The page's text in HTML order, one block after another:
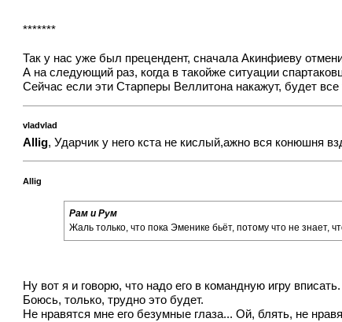
*******
Так у нас уже был прецендент, сначала Акинфиеву
А на следующий раз, когда в такойже ситуации
Сейчас если эти Старперы Веллитона накажут, будет
vladvlad
Allig, Ударчик у него кста не кислый,ажно вся конюшня
Allig
Рам и Рум
Жаль только, что пока Эменике бьёт, потому что не знает,
Ну вот я и говорю, что надо его в командную игру вписать.
Боюсь, только, трудно это будет.
Не нравятся мне его безумные глаза... Ой, блять, не